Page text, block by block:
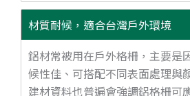
材質耐候，適合台灣戶外環境
鋁材常被用在戶外格柵，主要是
候性佳、可搭配不同表面處理與
建材資料也普遍會強調鋁格柵可